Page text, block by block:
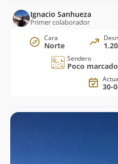
Ignacio Sanhueza
Primer colaborador
Cara
Norte
Sendero
Poco
30-